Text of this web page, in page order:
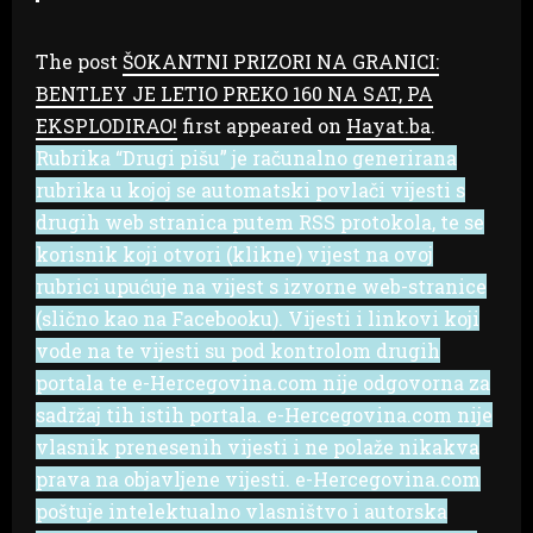
The post ŠOKANTNI PRIZORI NA GRANICI:
BENTLEY JE LETIO PREKO 160 NA SAT, PA
EKSPLODIRAO! first appeared on Hayat.ba.
Rubrika “Drugi pišu” je računalno generirana
rubrika u kojoj se automatski povlači vijesti s
drugih web stranica putem RSS protokola, te se
korisnik koji otvori (klikne) vijest na ovoj
rubrici upućuje na vijest s izvorne web-stranice
(slično kao na Facebooku). Vijesti i linkovi koji
vode na te vijesti su pod kontrolom drugih
portala te e-Hercegovina.com nije odgovorna za
sadržaj tih istih portala. e-Hercegovina.com nije
vlasnik prenesenih vijesti i ne polaže nikakva
prava na objavljene vijesti. e-Hercegovina.com
poštuje intelektualno vlasništvo i autorska